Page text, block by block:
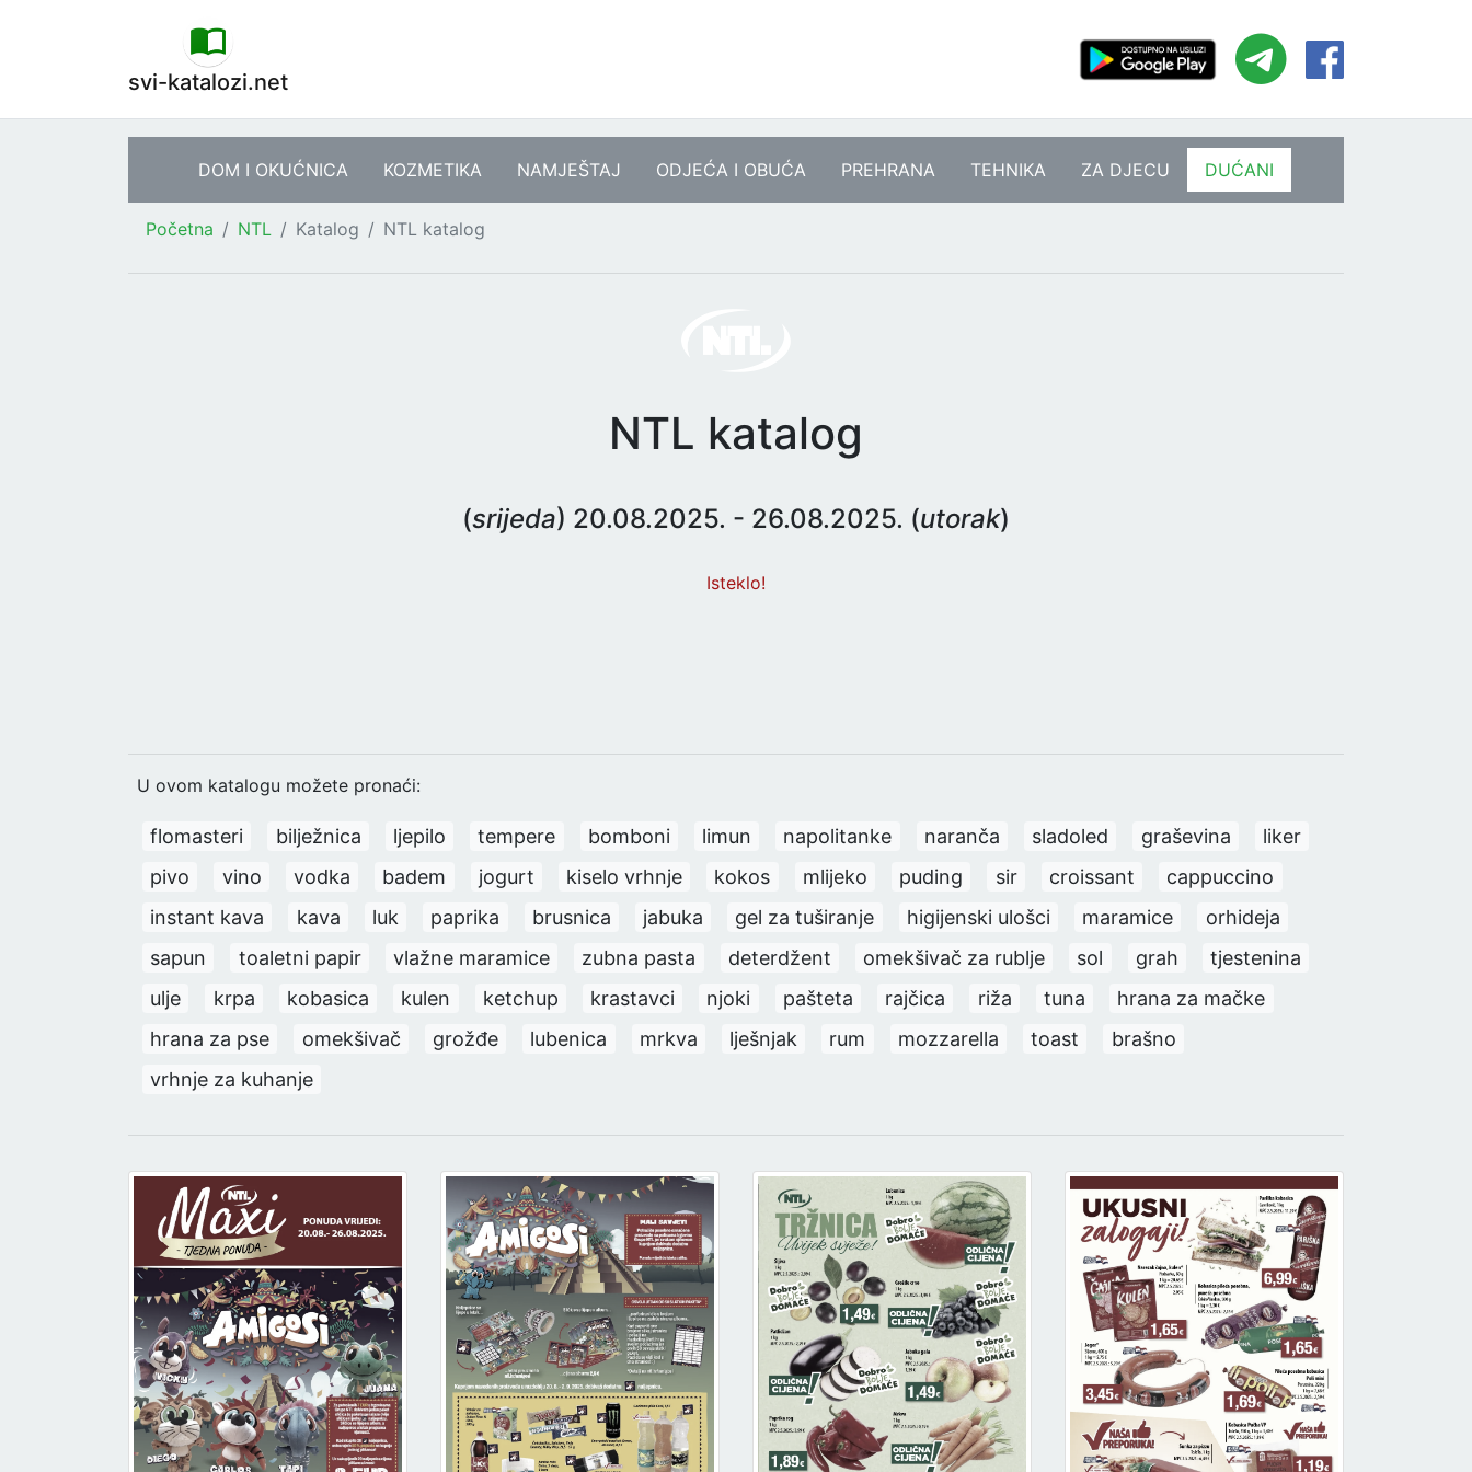
svi-katalozi.net
DOM I OKUĆNICA KOZMETIKA NAMJEŠTAJ ODJEĆA I OBUĆA PREHRANA TEHNIKA ZA DJECU DUĆANI
Početna NTL Katalog NTL katalog
NTL katalog
(srijeda) 20.08.2025. - 26.08.2025. (utorak)
Isteklo!
U ovom katalogu možete pronaći:
flomasteri bilježnica ljepilo tempere bomboni limun napolitanke naranča sladoled graševina
liker
pivo
vino vodka badem jogurt kiselo vrhnje kokos mlijeko puding sir croissant
cappuccino
instant kava
kava luk paprika brusnica jabuka gel za tuširanje higijenski ulošci maramice
orhideja
sapun
toaletni papir vlažne maramice zubna pasta deterdžent omekšivač za rublje sol grah
tjestenina
ulje
krpa kobasica kulen ketchup krastavci njoki pašteta rajčica riža tuna
hrana za mačke
hrana za pse
omekšivač grožđe lubenica mrkva lješnjak rum mozzarella toast
brašno
vrhnje za kuhanje